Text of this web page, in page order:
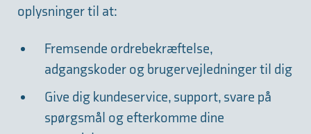
oplysninger til at:
Fremsende ordrebekræftelse,
adgangskoder og brugervejledninger til dig
Give dig kundeservice, support, svare på
spørgsmål og efterkomme dine